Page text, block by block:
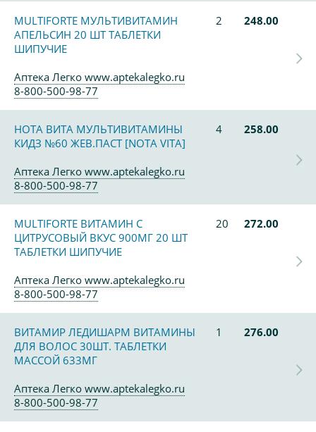
MULTIFORTE МУЛЬТИВИТАМИН
АПЕЛЬСИН 20 ШТ ТАБЛЕТКИ
ШИПУЧИЕ
2 248.00
Аптека Легко www.aptekalegko.ru
8-800-500-98-77
НОТА ВИТА МУЛЬТИВИТАМИНЫ
КИДЗ №60 ЖЕВ.ПАСТ [NOTA VITA]
4 258.00
Аптека Легко www.aptekalegko.ru
8-800-500-98-77
MULTIFORTE ВИТАМИН С
ЦИТРУСОВЫЙ ВКУС 900МГ 20 ШТ
ТАБЛЕТКИ ШИПУЧИЕ
20 272.00
Аптека Легко www.aptekalegko.ru
8-800-500-98-77
ВИТАМИР ЛЕДИШАРМ ВИТАМИНЫ
ДЛЯ ВОЛОС 30ШТ. ТАБЛЕТКИ
МАССОЙ 633МГ
1 276.00
Аптека Легко www.aptekalegko.ru
8-800-500-98-77